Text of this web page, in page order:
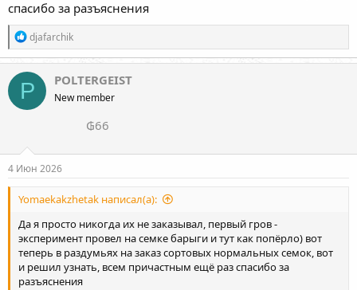
спасибо за разъяснения
Р
е
а
к
ц
и
djafarchik
P POLTERGEIST
New member
₲66
4 Июн 2026
Yomaekakzhetak написал(а):
Да я просто никогда их не заказывал, первый гров -
эксперимент провел на семке барыги и тут как попёрло) вот
теперь в раздумьях на заказ сортовых нормальных семок, вот
и решил узнать, всем причастным ещё раз спасибо за
разъяснения